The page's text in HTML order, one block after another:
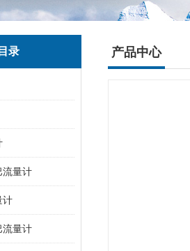
录
流量计
计
流量计
产品中心